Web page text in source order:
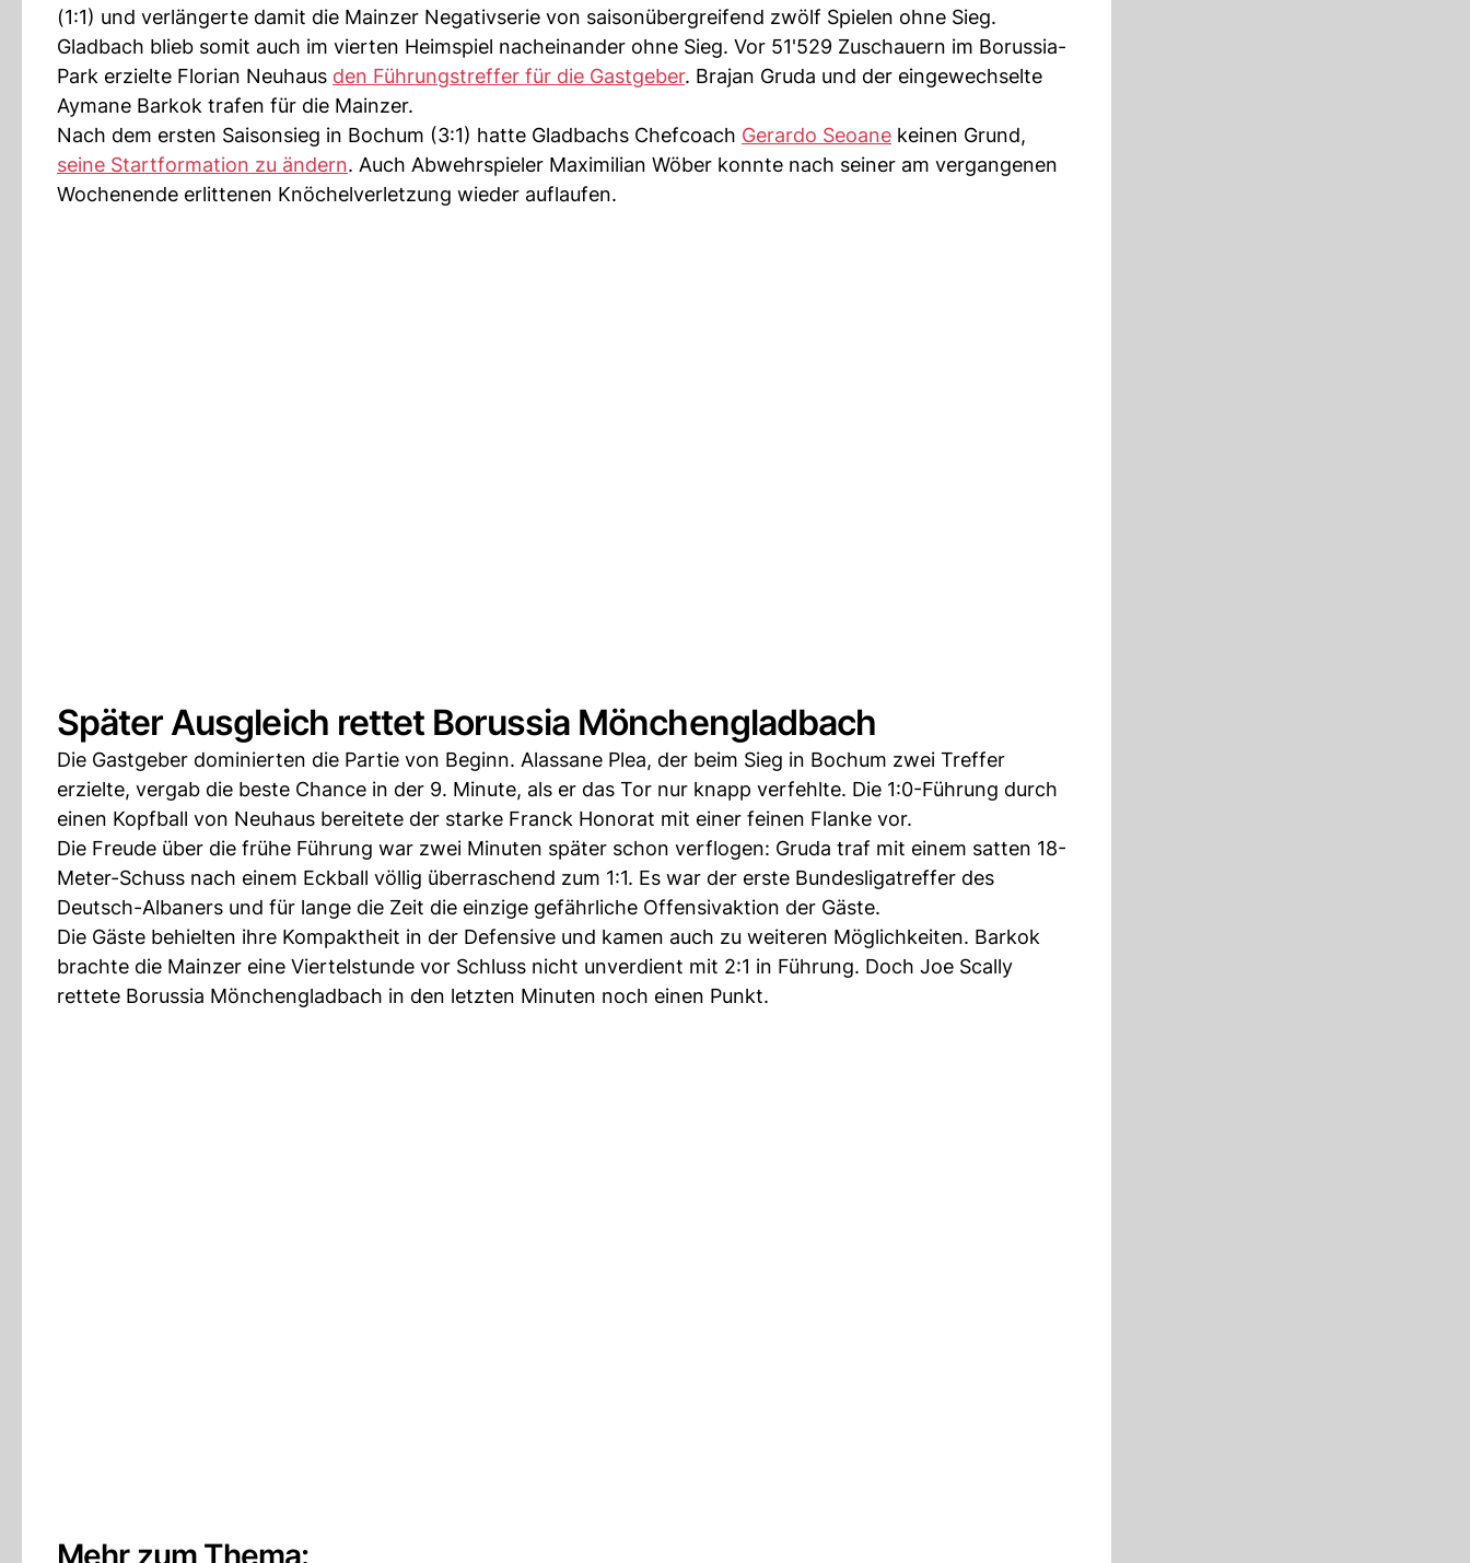
(1:1) und verlängerte damit die Mainzer Negativserie von saisonübergreifend zwölf Spielen ohne Sieg.
Gladbach blieb somit auch im vierten Heimspiel nacheinander ohne Sieg. Vor 51'529 Zuschauern im Borussia-
Park erzielte Florian Neuhaus den Führungstreffer für die Gastgeber. Brajan Gruda und der eingewechselte
Aymane Barkok trafen für die Mainzer.
Nach dem ersten Saisonsieg in Bochum (3:1) hatte Gladbachs Chefcoach Gerardo Seoane keinen Grund,
seine Startformation zu ändern. Auch Abwehrspieler Maximilian Wöber konnte nach seiner am vergangenen
Wochenende erlittenen Knöchelverletzung wieder auflaufen.
Später Ausgleich rettet Borussia Mönchengladbach
Die Gastgeber dominierten die Partie von Beginn. Alassane Plea, der beim Sieg in Bochum zwei Treffer
erzielte, vergab die beste Chance in der 9. Minute, als er das Tor nur knapp verfehlte. Die 1:0-Führung durch
einen Kopfball von Neuhaus bereitete der starke Franck Honorat mit einer feinen Flanke vor.
Die Freude über die frühe Führung war zwei Minuten später schon verflogen: Gruda traf mit einem satten 18-
Meter-Schuss nach einem Eckball völlig überraschend zum 1:1. Es war der erste Bundesligatreffer des
Deutsch-Albaners und für lange die Zeit die einzige gefährliche Offensivaktion der Gäste.
Die Gäste behielten ihre Kompaktheit in der Defensive und kamen auch zu weiteren Möglichkeiten. Barkok
brachte die Mainzer eine Viertelstunde vor Schluss nicht unverdient mit 2:1 in Führung. Doch Joe Scally
rettete Borussia Mönchengladbach in den letzten Minuten noch einen Punkt.
Mehr zum Thema: